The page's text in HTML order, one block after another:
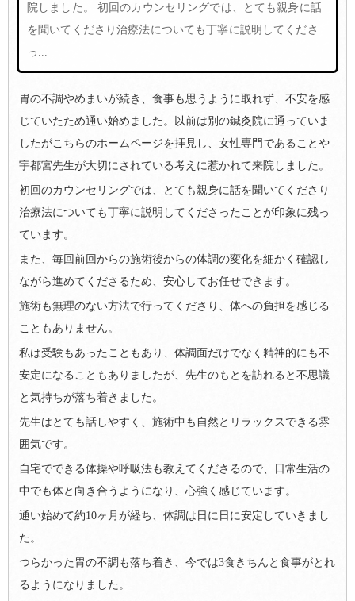
院しました。 初回のカウンセリングでは、とても親身に話
を聞いてくださり治療法についても丁寧に説明してくださ
っ...
胃の不調やめまいが続き、食事も思うように取れず、不安を感
じていたため通い始めました。以前は別の鍼灸院に通っていま
したがこちらのホームページを拝見し、女性専門であることや
宇都宮先生が大切にされている考えに惹かれて来院しました。
初回のカウンセリングでは、とても親身に話を聞いてくださり
治療法についても丁寧に説明してくださったことが印象に残っ
ています。
また、毎回前回からの施術後からの体調の変化を細かく確認し
ながら進めてくださるため、安心してお任せできます。
施術も無理のない方法で行ってくださり、体への負担を感じる
こともありません。
私は受験もあったこともあり、体調面だけでなく精神的にも不
安定になることもありましたが、先生のもとを訪れると不思議
と気持ちが落ち着きました。
先生はとても話しやすく、施術中も自然とリラックスできる雰
囲気です。
自宅でできる体操や呼吸法も教えてくださるので、日常生活の
中でも体と向き合うようになり、心強く感じています。
通い始めて約10ヶ月が経ち、体調は日に日に安定していきまし
た。
つらかった胃の不調も落ち着き、今では3食きちんと食事がとれ
るようになりました。